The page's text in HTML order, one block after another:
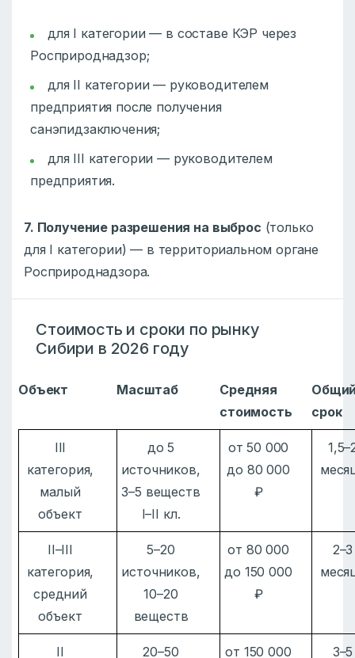
для I категории — в составе КЭР через
Росприроднадзор;
для II категории — руководителем
предприятия после получения
санэпидзаключения;
для III категории — руководителем
предприятия.
7. Получение разрешения на выброс (только
для I категории) — в территориальном органе
Росприроднадзора.
Стоимость и сроки по рынку
Сибири в 2026 году
Объект Масштаб
Средняя
стоимость
срок
III
категория,
малый
объект
до 5
источников,
3–5 веществ
I–II кл.
от 50 000
до 80 000
₽
II–III
категория,
средний
объект
5–20
источников,
10–20
веществ
от 80 000
до 150 000
₽
2–3
II
20–50
от 150 000
3–5